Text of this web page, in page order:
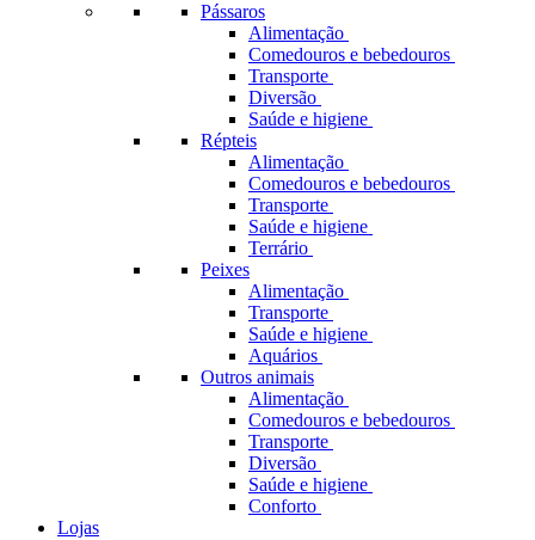
Pássaros
Alimentação
Comedouros e bebedouros
Transporte
Diversão
Saúde e higiene
Répteis
Alimentação
Comedouros e bebedouros
Transporte
Saúde e higiene
Terrário
Peixes
Alimentação
Transporte
Saúde e higiene
Aquários
Outros animais
Alimentação
Comedouros e bebedouros
Transporte
Diversão
Saúde e higiene
Conforto
Lojas